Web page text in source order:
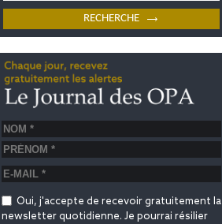
Oui, j'accepte de recevoir gratuitement la
newsletter quotidienne. Je pourrai résilier